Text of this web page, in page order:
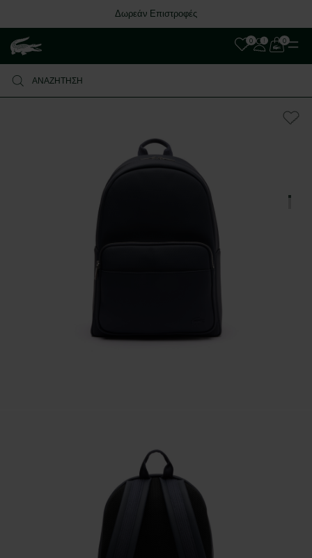
Δωρεάν Επιστροφές
0 0